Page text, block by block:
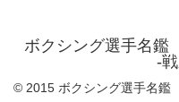
ボクシング選手名
-
© 2015 ボクシング選手名